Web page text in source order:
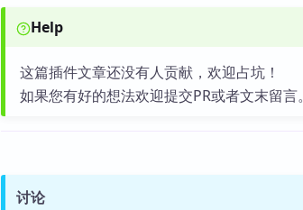
Help
这篇插件文章还没有人贡献，欢迎占坑！
如果您有好的想法欢迎提交PR或者文末留言。
讨论